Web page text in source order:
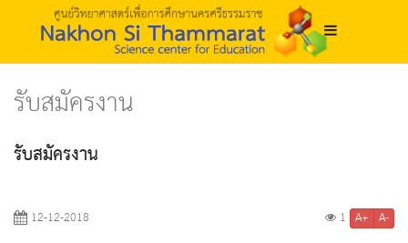
รับสมัครงาน
รับสมัครงาน
12-12-2018 1 A+ A-